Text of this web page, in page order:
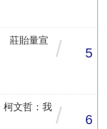
莊貽量宣
/ 5
文哲：我 / 6